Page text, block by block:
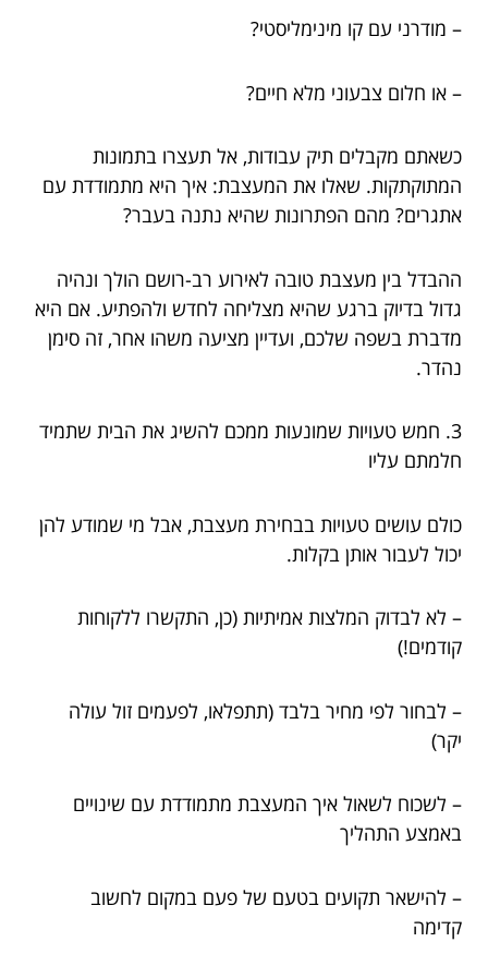
– מודרני עם קו מינימליסטי?
– או חלום צבעוני מלא חיים?
כשאתם מקבלים תיק עבודות, אל תעצרו בתמונות
המתוקתקות. שאלו את המעצבת: איך היא מתמודדת עם
אתגרים? מהם הפתרונות שהיא נתנה בעבר?
ההבדל בין מעצבת טובה לאירוע רב-רושם הולך ונהיה
גדול בדיוק ברגע שהיא מצליחה לחדש ולהפתיע. אם היא
מדברת בשפה שלכם, ועדיין מציעה משהו אחר, זה סימן
נהדר.
3. חמש טעויות שמונעות ממכם להשיג את הבית שתמיד
חלמתם עליו
כולם עושים טעויות בבחירת מעצבת, אבל מי שמודע להן
יכול לעבור אותן בקלות.
– לא לבדוק המלצות אמיתיות (כן, התקשרו ללקוחות
קודמים!)
– לבחור לפי מחיר בלבד (תתפלאו, לפעמים זול עולה
יקר)
– לשכוח לשאול איך המעצבת מתמודדת עם שינויים
באמצע התהליך
– להישאר תקועים בטעם של פעם במקום לחשוב
קדימה